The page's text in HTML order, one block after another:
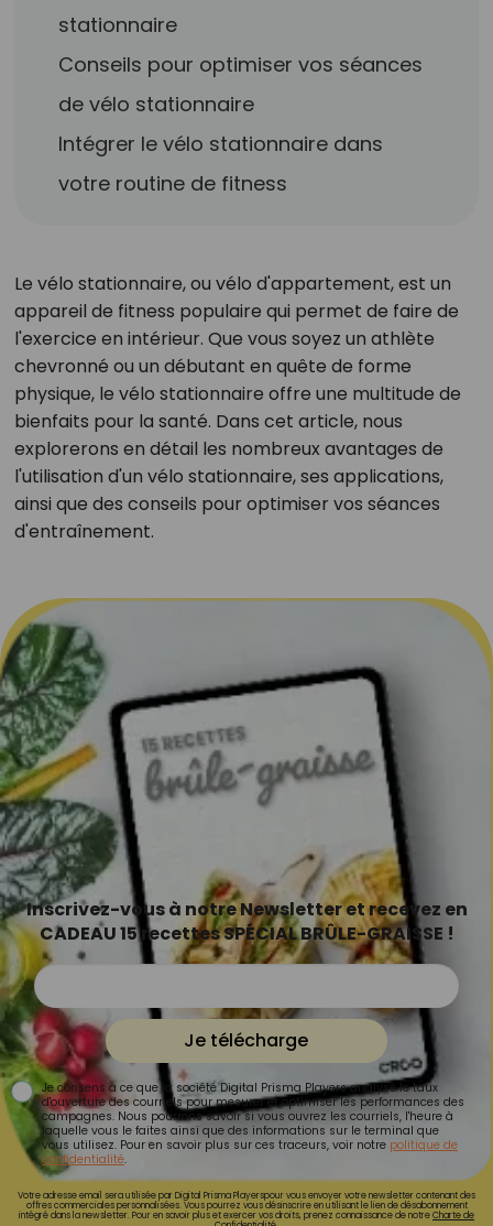
stationnaire
Conseils pour optimiser vos séances
de vélo stationnaire
Intégrer le vélo stationnaire dans
votre routine de fitness
Le vélo stationnaire, ou vélo d'appartement, est un
appareil de fitness populaire qui permet de faire de
l'exercice en intérieur. Que vous soyez un athlète
chevronné ou un débutant en quête de forme
physique, le vélo stationnaire offre une multitude de
bienfaits pour la santé. Dans cet article, nous
explorerons en détail les nombreux avantages de
l'utilisation d'un vélo stationnaire, ses applications,
ainsi que des conseils pour optimiser vos séances
d'entraînement.
Inscrivez-vous à notre Newsletter et recevez en
CADEAU 15 recettes SPÉCIAL BRÛLE-GRAISSE !
Je télécharge
Je consens à ce que la société Digital Prisma Players analyse le taux
d'ouverture des courriels pour mesurer et optimiser les performances des
campagnes. Nous pourrons savoir si vous ouvrez les courriels, l'heure à
laquelle vous le faites ainsi que des informations sur le terminal que
vous utilisez. Pour en savoir plus sur ces traceurs, voir notre politique de
confidentialité.
Votre adresse email sera utilisée par Digital Prisma Playerspour vous envoyer votre newsletter contenant des
offres commerciales personnalisées. Vous pourrez vous désinscrire en utilisant le lien de désabonnement
intégré dans la newsletter. Pour en savoir plus et exercer vos droits, prenez connaissance de notreCharte de